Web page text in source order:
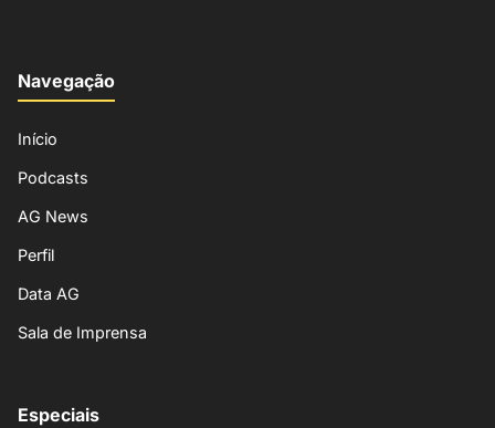
Navegação
Início
Podcasts
AG News
Perfil
Data AG
Sala de Imprensa
Especiais